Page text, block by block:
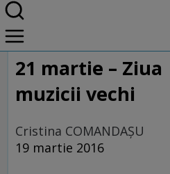
Home
Dileme on-line
21 martie – Ziua
muzicii vechi
Cristina COMANDAŞU
19 martie 2016